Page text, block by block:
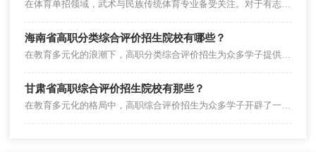
海南省高职分类综合评价招生院校有哪些？
在教育多元化的浪潮下，高职分类综合评价招生为众多学子提供了一条通往高等职业教育的特色之路。对于海南省的考生而言，深入了解参与这一招生模式的院校，是规划未来学业与职业发展的关键一步。
甘肃省高职综合评价招生院校有那些？
在教育多元化的格局中，高职综合评价招生为众多学子开辟了一条独特的升学路径。对于甘肃省的考生而言，深入了解参与高职综合评价招生的院校情况，是迈向理想学府的关键一步。接下来，让我们一同探寻甘肃省那些提供高职综合评价招生机会的院校。